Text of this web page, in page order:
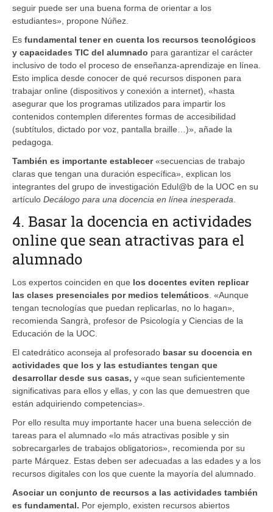
seguir puede ser una buena forma de orientar a los
estudiantes», propone Núñez.
Es fundamental tener en cuenta los recursos tecnológicos
y capacidades TIC del alumnado para garantizar el carácter
inclusivo de todo el proceso de enseñanza-aprendizaje en línea.
Esto implica desde conocer de qué recursos disponen para
trabajar online (dispositivos y conexión a internet), «hasta
asegurar que los programas utilizados para impartir los
contenidos contemplen diferentes formas de accesibilidad
(subtítulos, dictado por voz, pantalla braille…)», añade la
pedagoga.
También es importante establecer«secuencias de trabajo
claras que tengan una duración específica», explican los
integrantes del grupo de investigación Edul@b de la UOC en su
artículo Decálogo para una docencia en línea inesperada
4. Basar la docencia en actividades
online que sean atractivas para el
alumnado
Los expertos coinciden en que los docentes eviten replicar
las clases presenciales por medios telemáticos . «Aunque
tengan tecnologías que puedan replicarlas, no lo hagan»,
recomienda Sangrà, profesor de Psicología y Ciencias de la
Educación de la UOC.
El catedrático aconseja al profesorado basar su docencia en
actividades que los y las estudiantes tengan que
desarrollar desde sus casas, y «que sean suficientemente
significativas para ellos y ellas, y con las que demuestren que
están adquiriendo competencias».
Por ello resulta muy importante hacer una buena selección de
tareas para el alumnado «lo más atractivas posible y sin
sobrecargarles de trabajos obligatorios», recomienda por su
parte Márquez. Estas deben ser adecuadas a las edades y a los
recursos digitales con los que cuente la mayoría del alumnado.
Asociar un conjunto de recursos a las actividades también
es fundamental. Por ejemplo, existen recursos abiertos